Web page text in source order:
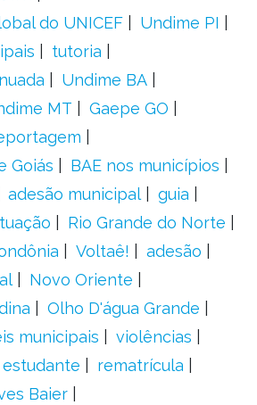
do UNICEF
Undime PI
tutoria
Undime BA
MT
Gaepe GO
Goiás
BAE nos municípios
adesão municipal
guia
Rio Grande do Norte
Voltaê!
adesão
Novo Oriente
Olho D'água Grande
municipais
violências
estudante
rematrícula
Baier